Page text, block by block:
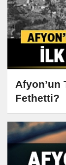
Afyon’un
Fethetti?